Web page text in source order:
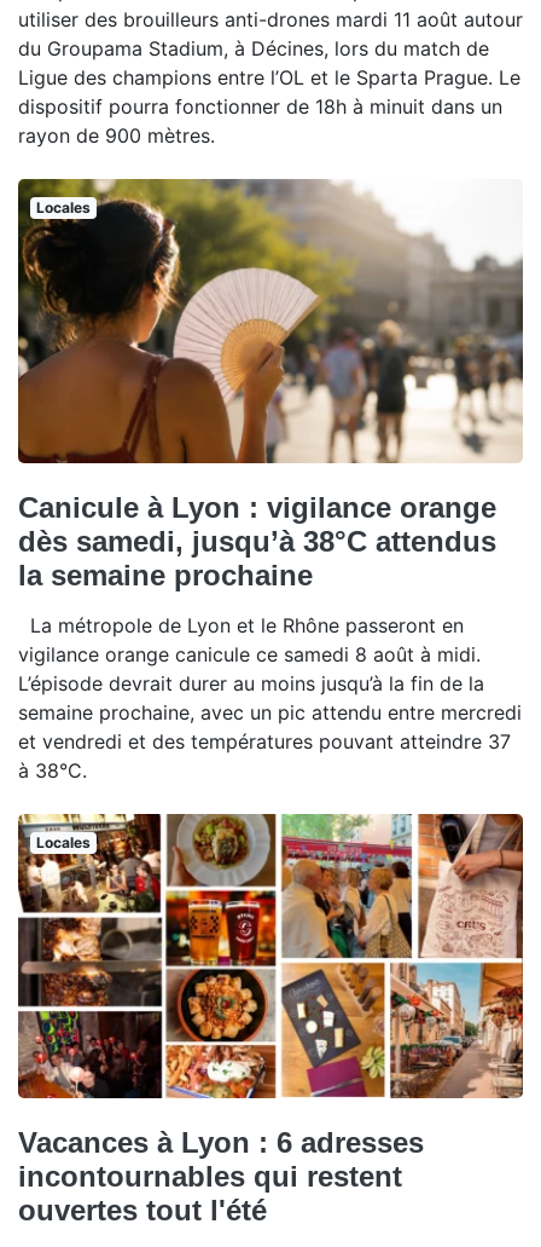
utiliser des brouilleurs anti-drones mardi 11 août autour
du Groupama Stadium, à Décines, lors du match de
Ligue des champions entre l’OL et le Sparta Prague. Le
dispositif pourra fonctionner de 18h à minuit dans un
rayon de 900 mètres.
Locales
Canicule à Lyon : vigilance orange
dès samedi, jusqu’à 38°C attendus
la semaine prochaine
La métropole de Lyon et le Rhône passeront en
vigilance orange canicule ce samedi 8 août à midi.
L’épisode devrait durer au moins jusqu’à la fin de la
semaine prochaine, avec un pic attendu entre mercredi
et vendredi et des températures pouvant atteindre 37
à 38°C.
Locales
Vacances à Lyon : 6 adresses
incontournables qui restent
ouvertes tout l'été